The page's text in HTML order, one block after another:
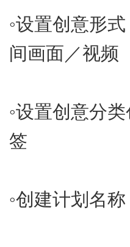
◦​设置创意形
间画面／视频
◦​设置创意分
签
◦​创建计划名称